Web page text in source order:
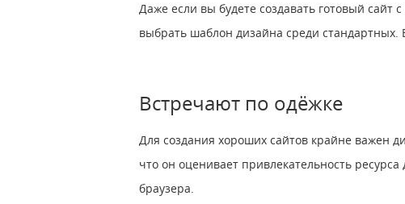
Даже если вы будете создавать готовый сайт
выбрать шаблон дизайна среди
Встречают по одёжке
Для создания хороших сайтов крайне важен
что он оценивает привлекательность
браузера.